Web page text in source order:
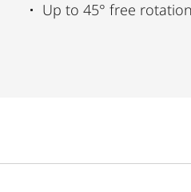
Up to 45° free